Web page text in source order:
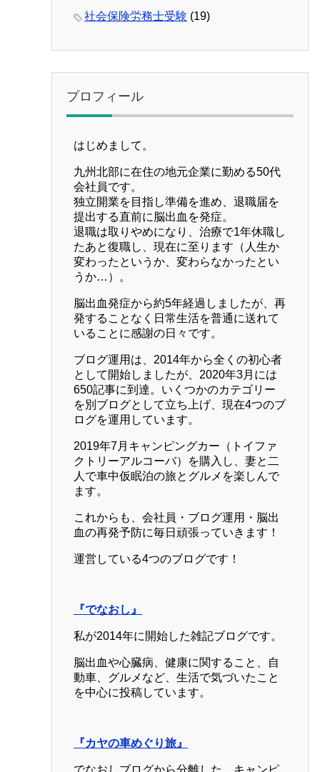
社会保険労務士受験 (19)
プロフィール
はじめまして。
九州北部に在住の地元企業に勤める50代
会社員です。
独立開業を目指し準備を進め、退職届を
提出する直前に脳出血を発症。
退職は取りやめになり、治療で1年休職し
たあと復職し、現在に至ります（人生か
変わったというか、変わらなかったとい
うか…）。
脳出血発症から約5年経過しましたが、再
発することなく日常生活を普通に送れて
いることに感謝の日々です。
ブログ運用は、2014年から全くの初心者
として開始しましたが、2020年3月には
650記事に到達。いくつかのカテゴリー
を別ブログとして立ち上げ、現在4つのブ
ログを運用しています。
2019年7月キャンピングカー（トイファ
クトリーアルコーバ）を購入し、妻と二
人で車中仮眠泊の旅とグルメを楽しんで
ます。
これからも、会社員・ブログ運用・脳出
血の再発予防に毎日頑張っていきます！
運営している4つのブログです！
『でなおし』
私が2014年に開始した雑記ブログです。
脳出血や心臓病、健康に関すること、自
動車、グルメなど、生活で気づいたこと
を中心に投稿しています。
『カヤの車めぐり旅』
でなおしブログから分離した、キャンピ